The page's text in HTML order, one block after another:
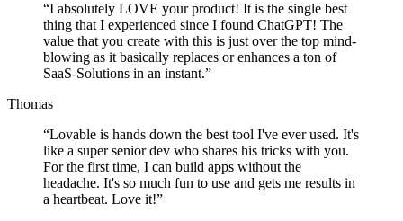
“I absolutely LOVE your product! It is the single best
thing that I experienced since I found ChatGPT! The
value that you create with this is just over the top mind-
blowing as it basically replaces or enhances a ton of
SaaS-Solutions in an instant.”
Thomas
“Lovable is hands down the best tool I've ever used. It's
like a super senior dev who shares his tricks with you.
For the first time, I can build apps without the
headache. It's so much fun to use and gets me results in
a heartbeat. Love it!”